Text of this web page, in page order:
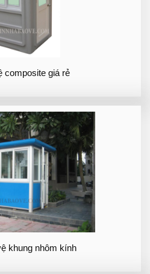
composite giá rẻ
khung nhôm kính